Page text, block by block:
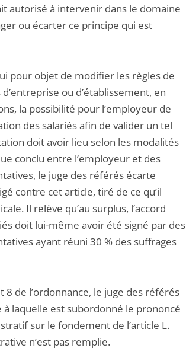
autorisé à intervenir dans le domaine
ou écarter ce principe qui est
pour objet de modifier les règles de
ou d’établissement, en
la possibilité pour l’employeur de
des salariés afin de valider un tel
doit avoir lieu selon les modalités
conclu entre l’employeur et des
le juge des référés écarte
contre cet article, tiré de ce qu’il
Il relève qu’au surplus, l’accord
doit lui-même avoir été signé par des
ayant réuni 30 % des suffrages
8 de l’ordonnance, le juge des référés
à laquelle est subordonné le prononcé
sur le fondement de l’article L.
n’est pas remplie.